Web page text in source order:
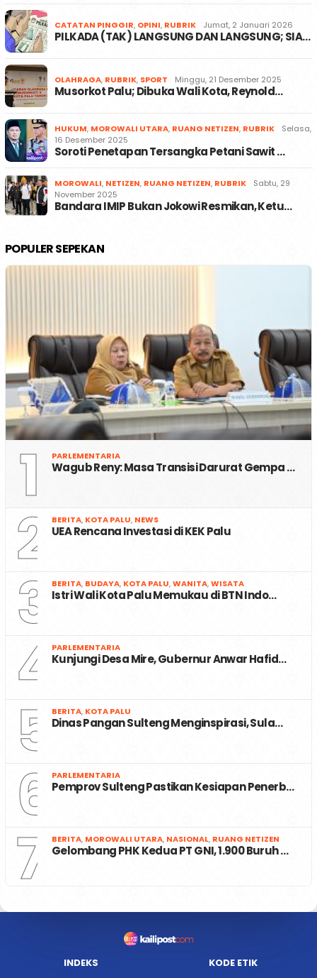
CATATAN PINGGIR, OPINI, RUBRIK Jumat, 2 Januari 2026
PILKADA (TAK) LANGSUNG DAN LANGSUNG; SIA…
OLAHRAGA, RUBRIK, SPORT Minggu, 21 Desember 2025
Musorkot Palu; Dibuka Wali Kota, Reynold…
HUKUM, MOROWALI UTARA, RUANG NETIZEN, RUBRIK
Selasa,
16 Desember 2025
Soroti Penetapan Tersangka Petani Sawit …
MOROWALI, NETIZEN, RUANG NETIZEN, RUBRIK
Sabtu, 29
November 2025
Bandara IMIP Bukan Jokowi Resmikan, Ketu…
POPULER SEPEKAN
1 PARLEMENTARIA
Wagub Reny: Masa Transisi Darurat Gempa …
2 BERITA, KOTA PALU, NEWS
UEA Rencana Investasi di KEK Palu
3 BERITA, BUDAYA, KOTA PALU,WANITA,WISATA
Istri Wali Kota Palu Memukau di BTN Indo…
4 PARLEMENTARIA
Kunjungi Desa Mire, Gubernur Anwar Hafid…
5 BERITA, KOTA PALU
Dinas Pangan Sulteng Menginspirasi, Sula…
6 PARLEMENTARIA
Pemprov Sulteng Pastikan Kesiapan Penerb…
7 BERITA, MOROWALI UTARA, NASIONAL, RUANG NETIZEN
Gelombang PHK Kedua PT GNI, 1.900 Buruh …
INDEKS
KODE ETIK